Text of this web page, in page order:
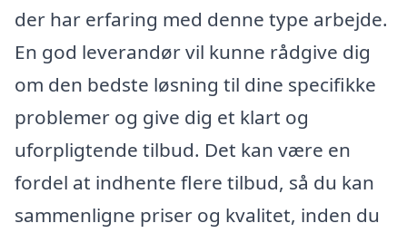
der har erfaring med denne type arbejde.
En god leverandør vil kunne rådgive dig
om den bedste løsning til dine specifikke
problemer og give dig et klart og
uforpligtende tilbud. Det kan være en
fordel at indhente flere tilbud, så du kan
sammenligne priser og kvalitet, inden du